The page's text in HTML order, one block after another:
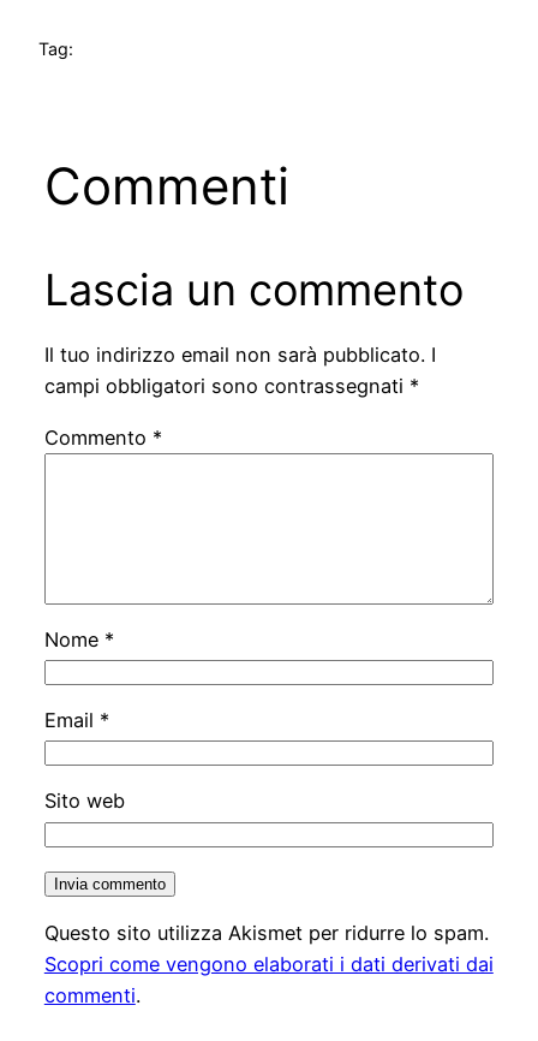
Tag:
Commenti
Lascia un commento
Il tuo indirizzo email non sarà pubblicato. I
campi obbligatori sono contrassegnati *
Commento *
Nome *
Email *
Sito web
Questo sito utilizza Akismet per ridurre lo spam.
Scopri come vengono elaborati i dati derivati dai
commenti.